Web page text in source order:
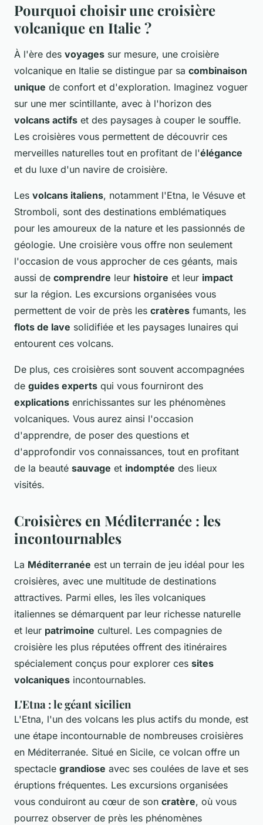
Pourquoi choisir une croisière
volcanique en Italie ?
À l'ère des voyages sur mesure, une croisière
volcanique en Italie se distingue par sa combinaison
unique de confort et d'exploration. Imaginez voguer
sur une mer scintillante, avec à l'horizon des
volcans actifs et des paysages à couper le souffle.
Les croisières vous permettent de découvrir ces
merveilles naturelles tout en profitant de l'élégance
et du luxe d'un navire de croisière.
Les volcans italiens, notamment l'Etna, le Vésuve et
Stromboli, sont des destinations emblématiques
pour les amoureux de la nature et les passionnés de
géologie. Une croisière vous offre non seulement
l'occasion de vous approcher de ces géants, mais
aussi de comprendre leur histoire et leur impact
sur la région. Les excursions organisées vous
permettent de voir de près les cratères fumants, les
flots de lave solidifiée et les paysages lunaires qui
entourent ces volcans.
De plus, ces croisières sont souvent accompagnées
de guides experts qui vous fourniront des
explications enrichissantes sur les phénomènes
volcaniques. Vous aurez ainsi l'occasion
d'apprendre, de poser des questions et
d'approfondir vos connaissances, tout en profitant
de la beauté sauvage et indomptée des lieux
visités.
Croisières en Méditerranée : les
incontournables
La Méditerranée est un terrain de jeu idéal pour les
croisières, avec une multitude de destinations
attractives. Parmi elles, les îles volcaniques
italiennes se démarquent par leur richesse naturelle
et leur patrimoine culturel. Les compagnies de
croisière les plus réputées offrent des itinéraires
spécialement conçus pour explorer ces sites
volcaniques incontournables.
L'Etna : le géant sicilien
L'Etna, l'un des volcans les plus actifs du monde, est
une étape incontournable de nombreuses croisières
en Méditerranée. Situé en Sicile, ce volcan offre un
spectacle grandiose avec ses coulées de lave et ses
éruptions fréquentes. Les excursions organisées
vous conduiront au cœur de son cratère, où vous
pourrez observer de près les phénomènes